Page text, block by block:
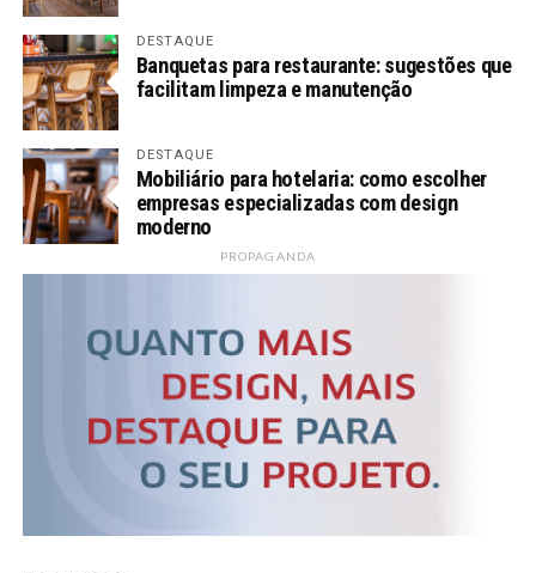
DESTAQUE
Banquetas para restaurante: sugestões que
facilitam limpeza e manutenção
DESTAQUE
Mobiliário para hotelaria: como escolher
empresas especializadas com design
moderno
PROPAGANDA